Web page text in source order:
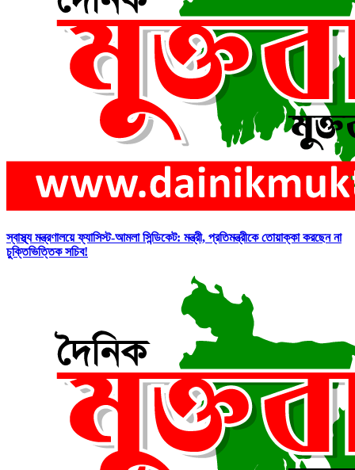
স্বাস্থ্য মন্ত্রণালয়ে ফ্যাসিস্ট-আমলা সিন্ডিকেট: মন্ত্রী, প্রতিমন্ত্রীকে তোয়াক্কা করছেন না
চুক্তিভিত্তিক সচিব!